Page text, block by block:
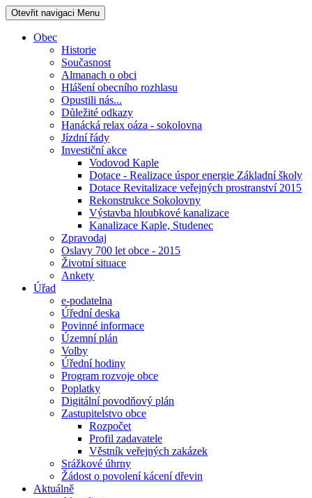
Otevřit navigaci Menu
Obec
Historie
Současnost
Almanach o obci
Hlášení obecního rozhlasu
Opustili nás...
Důležité odkazy
Hanácká relax oáza - sokolovna
Jízdní řády
Investiční akce
Vodovod Kaple
Dotace - Realizace úspor energie Základní školy
Dotace Revitalizace veřejných prostranství 2015
Rekonstrukce Sokolovny
Výstavba hloubkové kanalizace
Kanalizace Kaple, Studenec
Zpravodaj
Oslavy 700 let obce - 2015
Životní situace
Ankety
Úřad
e-podatelna
Úřední deska
Povinné informace
Územní plán
Volby
Úřední hodiny
Program rozvoje obce
Poplatky
Digitální povodňový plán
Zastupitelstvo obce
Rozpočet
Profil zadavatele
Věstník veřejných zakázek
Srážkové úhrny
Žádost o povolení kácení dřevin
Aktuálně